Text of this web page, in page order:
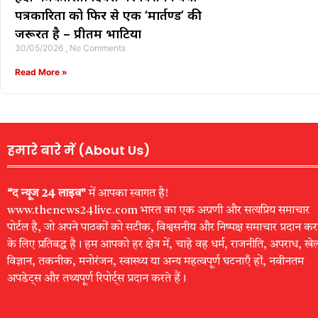
पत्रकारिता को फिर से एक ‘मार्तण्ड’ की
जरूरत है – प्रीतम भाटिया
30/05/2026 No Comments
Read More »
हमारे बारे में (About Us)
“द न्यूज 24 लाइव”में आपका स्वागत है!
www.thenews24live.com भारत का एक अग्रणी और सत्यप्रिय समाचार
पोर्टल है, जो अपने पाठकों को सटीक, विश्वसनीय और निष्पक्ष समाचार प्रदान
के लिए प्रतिबद्ध है। हम आपको हर क्षेत्र में, चाहे वह धर्म, राजनीति, अपराध,
विज्ञान, तकनीक, मनोरंजन, स्वास्थ्य या अन्य महत्वपूर्ण घटनाएँ हों, नवीनतम
अपडेट्स और तथ्यपूर्ण रिपोर्ट्स प्रदान करते हैं।